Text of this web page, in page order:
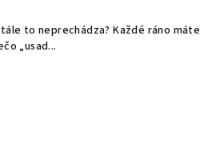
to neprechádza? Každé ráno máte
„usad...